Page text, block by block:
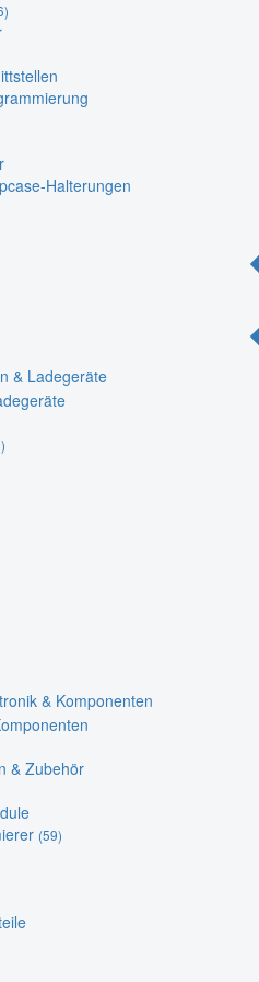
Halterungen
& Ladegeräte
& Komponenten
& Zubehör
(59)